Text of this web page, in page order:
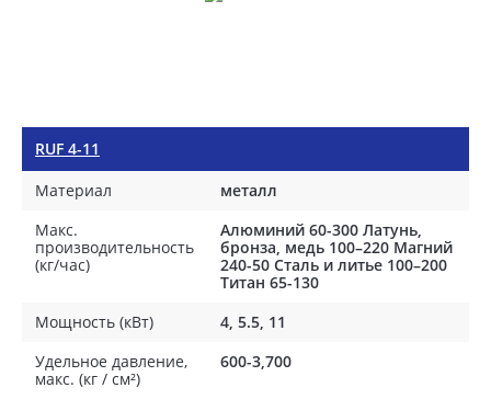
RUF 4-11
Материал
металл
Макс.
производительность
(кг/час)
Алюминий 60-300 Латунь,
бронза, медь 100–220 Магний
240-50 Сталь и литье 100–200
Титан 65-130
Мощность (кВт)
4, 5.5, 11
Удельное давление,
макс. (кг / см²)
600-3,700